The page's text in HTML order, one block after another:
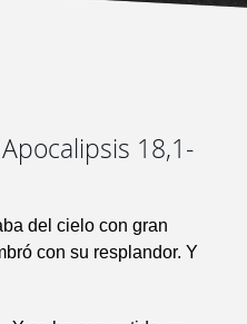
18,1-
del cielo con gran
con su resplandor. Y